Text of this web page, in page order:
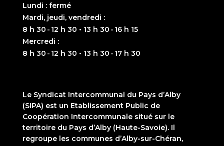
Lundi : fermé
Mardi, jeudi, vendredi :
8 h 30 - 12 h 30 • 13 h 30 - 16 h 15
Mercredi :
8 h 30 - 12 h 30 • 13 h 30 - 17 h 30
Le Syndicat Intercommunal du Pays d’Alby
(SIPA) est un Etablissement Public de
Coopération Intercommunale situé sur le
territoire du Pays d’Alby (Haute-Savoie). Il
regroupe les communes d’Alby-sur-Chéran,